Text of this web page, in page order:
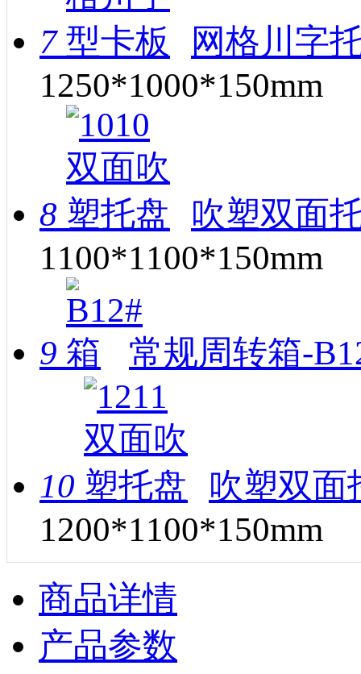
7
网格川字
1250*1000*150mm
8
吹塑双面
1100*1100*150mm
9 常规周转箱-
10
吹塑双面
1200*1100*150mm
商品详情
产品参数